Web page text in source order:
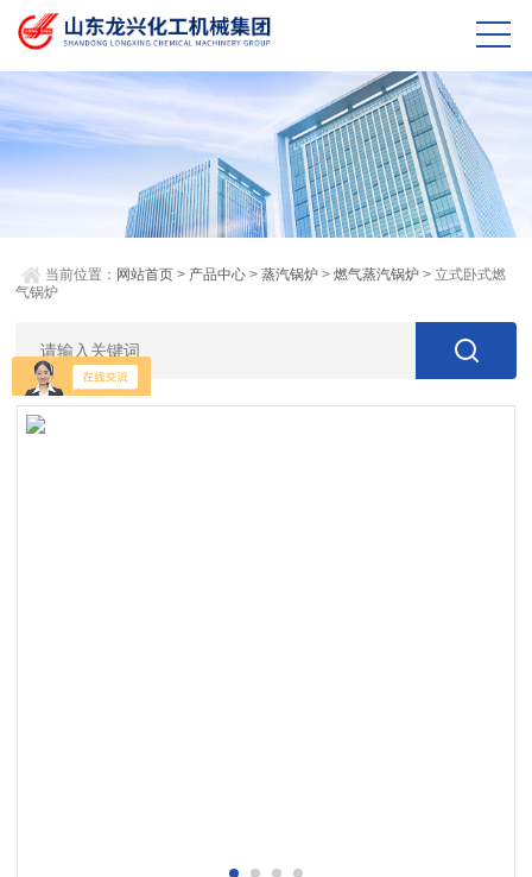
当前位置： 网站首页 > 产品中心 >蒸汽锅炉 >燃气蒸汽锅炉 > 立式卧式燃
气锅炉